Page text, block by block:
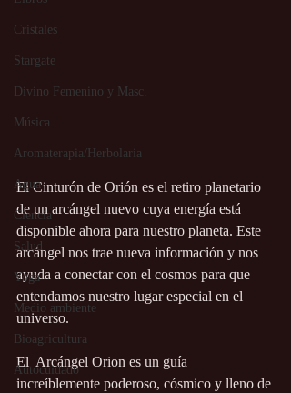
Cristales
Stargate
Divino Femenino y Masc.
Música
Aromaterapia/Herbolaria
Agua
Ciencia
Salud
Yoga
Medio ambiente
Bioagricultura
Autocuidado
El Cinturón de Orión es el retiro planetario
de un arcángel nuevo cuya energía está
disponible ahora para nuestro planeta. Este
arcángel nos trae nueva información y nos
ayuda a conectar con el cosmos para que
entendamos nuestro lugar especial en el
universo.
El  Arcángel Orion es un guía
increíblemente poderoso, cósmico y lleno de